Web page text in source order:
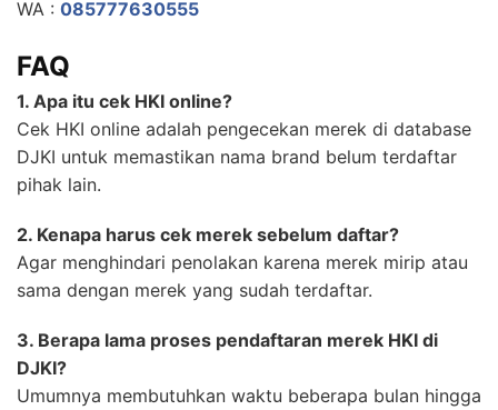
WA : 085777630555
FAQ
1. Apa itu cek HKI online?
Cek HKI online adalah pengecekan merek di database
DJKI untuk memastikan nama brand belum terdaftar
pihak lain.
2. Kenapa harus cek merek sebelum daftar?
Agar menghindari penolakan karena merek mirip atau
sama dengan merek yang sudah terdaftar.
3. Berapa lama proses pendaftaran merek HKI di
DJKI?
Umumnya membutuhkan waktu beberapa bulan hingga